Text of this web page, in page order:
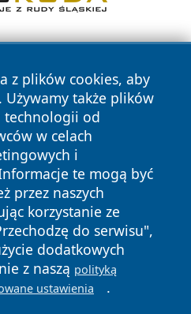
z plików cookies, aby
Używamy także plików
technologii od
w celach
i
te mogą być
przez naszych
korzystanie ze
do serwisu",
dodatkowych
z naszą polityką
ustawienia .
Wszystkie prawa
Polityka
Cookies